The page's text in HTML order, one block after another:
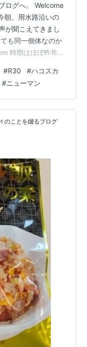
ログへ。 Welcome
朝、用水路沿いの
が聞こえてきまし
も同一個体なのか
時期はほぼ昨年同
賑やかな日が続き
はじっこ模型」。
ライン祭り』とい
解かれるための厳
…
#R30 #ハコスカ
#ニューマン
のことを綴るブログ